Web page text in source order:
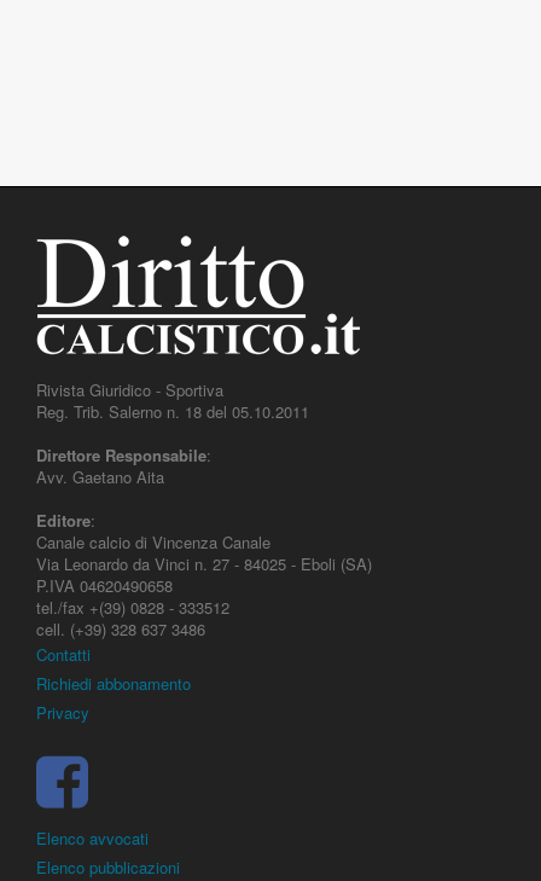
Rivista Giuridico - Sportiva
Reg. Trib. Salerno n. 18 del 05.10.2011
Direttore Responsabile:
Avv. Gaetano Aita
Editore:
Canale calcio di Vincenza Canale
Via Leonardo da Vinci n. 27 - 84025 - Eboli (SA)
P.IVA 04620490658
tel./fax +(39) 0828 - 333512
cell. (+39) 328 637 3486
Contatti
Richiedi abbonamento
Privacy
Elenco avvocati
Elenco pubblicazioni